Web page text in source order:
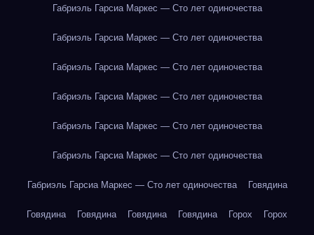
Габриэль Гарсиа Маркес — Сто лет одиночества
Габриэль Гарсиа Маркес — Сто лет одиночества
Габриэль Гарсиа Маркес — Сто лет одиночества
Габриэль Гарсиа Маркес — Сто лет одиночества
Габриэль Гарсиа Маркес — Сто лет одиночества
Габриэль Гарсиа Маркес — Сто лет одиночества
Габриэль Гарсиа Маркес — Сто лет одиночества Говядина
Говядина Говядина Говядина Говядина Горох Горох